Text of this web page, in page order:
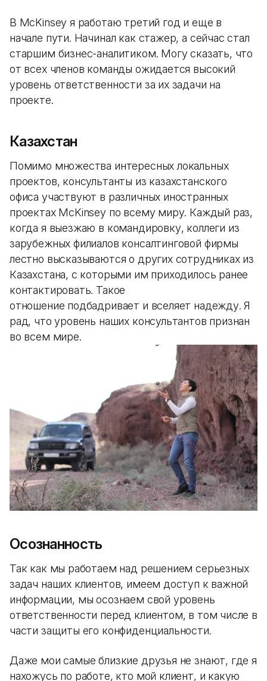
В McKinsey я работаю третий год и еще в
начале пути. Начинал как стажер, а сейчас стал
старшим бизнес-аналитиком. Могу сказать, что
от всех членов команды ожидается высокий
уровень ответственности за их задачи на
проекте.
Казахстан
Помимо множества интересных локальных
проектов, консультанты из казахстанского
офиса участвуют в различных иностранных
проектах McKinsey по всему миру. Каждый раз,
когда я выезжаю в командировку, коллеги из
зарубежных филиалов консалтинговой фирмы
лестно высказываются о других сотрудниках из
Казахстана, с которыми им приходилось ранее
контактировать. Такое
отношение подбадривает и вселяет надежду. Я
рад, что уровень наших консультантов признан
во всем мире.
Осознанность
Так как мы работаем над решением серьезных
задач наших клиентов, имеем доступ к важной
информации, мы осознаем свой уровень
ответственности перед клиентом, в том числе в
части защиты его конфиденциальности.
Даже мои самые близкие друзья не знают, где я
нахожусь по работе, кто мой клиент, и какую